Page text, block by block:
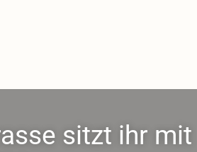
sitzt ihr mit